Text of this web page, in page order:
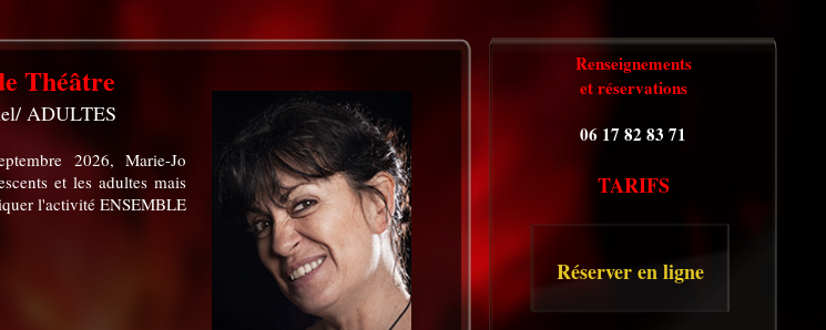
Renseignements
et réservations
06 17 82 83 71
TARIFS
Réserver en ligne
Théâtre
ADULTES
2026, Marie-Jo
et les adultes mais
l'activité ENSEMBLE